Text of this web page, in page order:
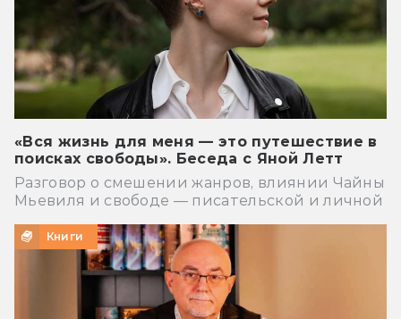
«Вся жизнь для меня — это путешествие в
поисках свободы». Беседа с Яной Летт
Разговор о смешении жанров, влиянии Чайны
Мьевиля и свободе — писательской и личной
Книги